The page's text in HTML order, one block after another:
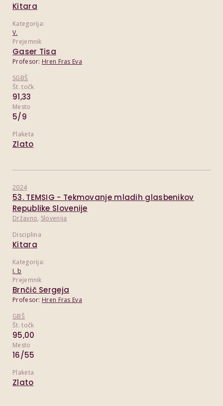
Kitara
Kategorija:
V.
Prejemnik
Gaser Tisa
Profesor: Hren Fras Eva
SGBŠ
Št. točk
91,33
Mesto
5/9
Plaketa
Zlato
2024
53. TEMSIG - Tekmovanje mladih glasbenikov
Republike Slovenije
Državno, Slovenija
Disciplina
Kitara
Kategorija:
I. b
Prejemnik
Brnčič Sergeja
Profesor: Hren Fras Eva
GBŠ
Št. točk
95,00
Mesto
16/55
Plaketa
Zlato